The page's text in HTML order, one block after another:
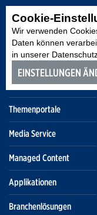
Cookie-
Wir verwenden
Daten können
in unserer
EINSTELLUNGEN
Themenportale
Media Service
Managed Content
Applikationen
Branchenlösungen